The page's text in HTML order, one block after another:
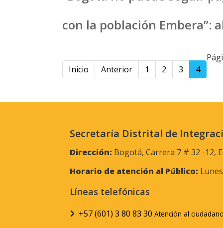
con la población Embera”:
Inicio
Anterior 1 2 3 4
Secretaría Distrital de
Dirección: Bogotá, Carrera 7 # 32 -12,
Horario de atención al Público:
Líneas telefónicas
+57 (601) 3 80 83 30 Atención al